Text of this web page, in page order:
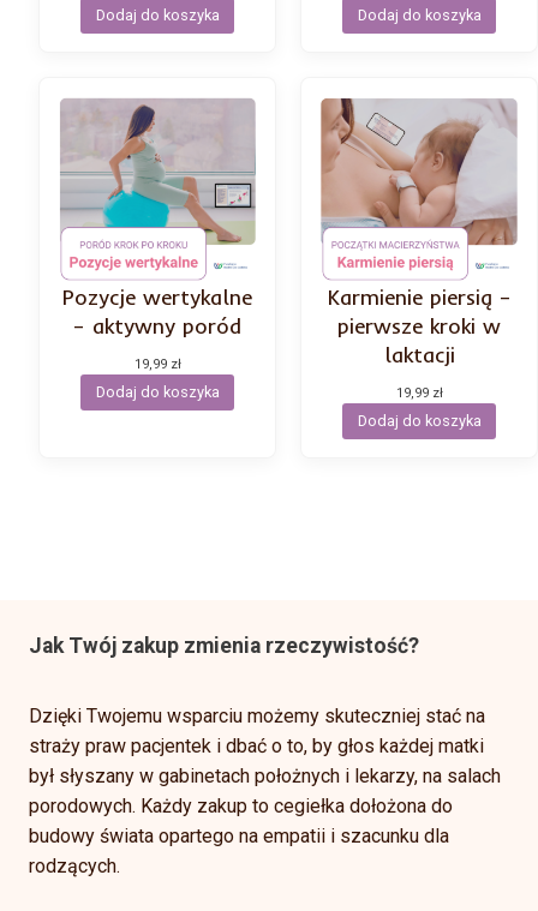
Dodaj do koszyka Dodaj do koszyka
Pozycje wertykalne
– aktywny poród
19,99 zł
Dodaj do koszyka
Karmienie piersią –
pierwsze kroki w
laktacji
19,99 zł
Dodaj do koszyka
Jak Twój zakup zmienia rzeczywistość?
Dzięki Twojemu wsparciu możemy skuteczniej stać na
straży praw pacjentek i dbać o to, by głos każdej matki
był słyszany w gabinetach położnych i lekarzy, na salach
porodowych. Każdy zakup to cegiełka dołożona do
budowy świata opartego na empatii i szacunku dla
rodzących.